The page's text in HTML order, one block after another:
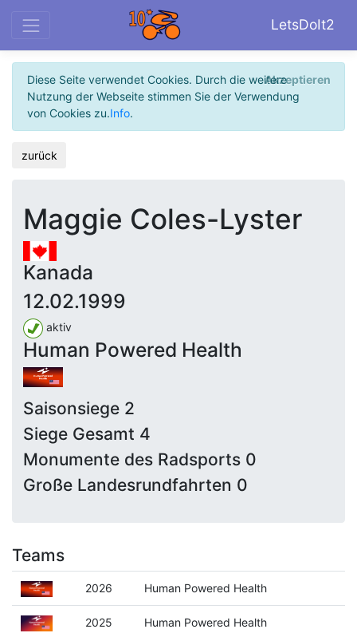
LetsDoIt2
Diese Seite verwendet Cookies. Durch die weitere
Nutzung der Webseite stimmen Sie der Verwendung
von Cookies zu.Info.
Akzeptieren
zurück
Maggie Coles-Lyster
Kanada
12.02.1999
aktiv
Human Powered Health
Saisonsiege 2
Siege Gesamt 4
Monumente des Radsports 0
Große Landesrundfahrten 0
Teams
2026 Human Powered Health
2025 Human Powered Health